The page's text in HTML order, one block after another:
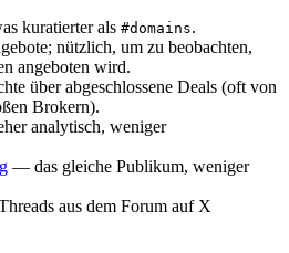
kuratierter als #domains.
nützlich, um zu beobachten,
angeboten wird.
über abgeschlossene Deals (oft von
Brokern).
analytisch, weniger
— das gleiche Publikum, weniger
aus dem Forum auf X